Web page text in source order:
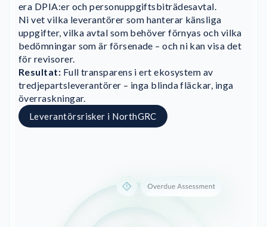
era DPIA:er och personuppgiftsbiträdesavtal.
Ni vet vilka leverantörer som hanterar känsliga
uppgifter, vilka avtal som behöver förnyas och vilka
bedömningar som är försenade – och ni kan visa det
för revisorer.
Resultat: Full transparens i ert ekosystem av
tredjepartsleverantörer – inga blinda fläckar, inga
överraskningar.
Leverantörsrisker i NorthGRC